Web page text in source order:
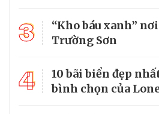
3
“Kho báu xanh”
Trường Sơn
4
10 bãi biển đẹp
bình chọn của